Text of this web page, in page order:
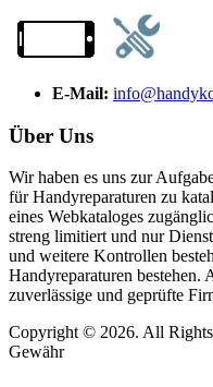
E-Mail:
Über Uns
Wir haben es uns zur
für Handyreparaturen zu
eines Webkataloges
streng limitiert und nur
und weitere Kontrollen
Handyreparaturen bestehen.
zuverlässige und geprüfte
Copyright © 2026. All
Gewähr